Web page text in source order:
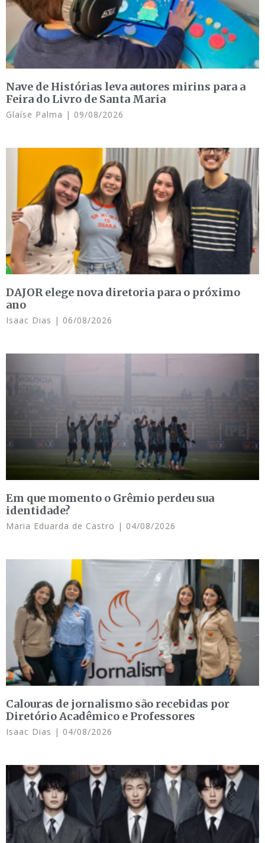
Nave de Histórias leva autores mirins para a
Feira do Livro de Santa Maria
Glaíse Palma 09/08/2026
DAJOR elege nova diretoria para o próximo
ano
Isaac Dias 06/08/2026
Em que momento o Grêmio perdeu sua
identidade?
Maria Eduarda de Castro 04/08/2026
Calouras de jornalismo são recebidas por
Diretório Acadêmico e Professores
Isaac Dias 04/08/2026